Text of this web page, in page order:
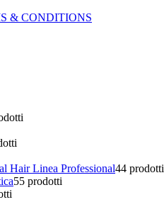
& CONDITIONS
Hair Linea Professional44 prodotti
55 prodotti